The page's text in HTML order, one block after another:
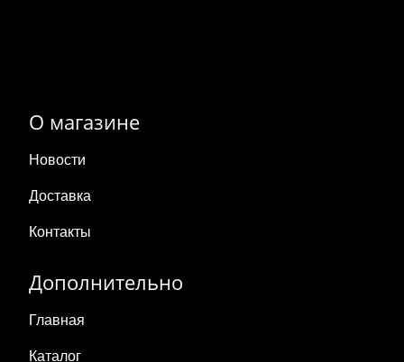
О магазине
Новости
Доставка
Контакты
Дополнительно
Главная
Каталог